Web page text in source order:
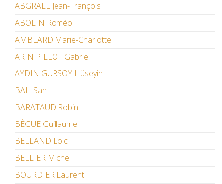
ABGRALL Jean-François
ABOLIN Roméo
AMBLARD Marie-Charlotte
ARIN PILLOT Gabriel
AYDIN GÜRSOY Hüseyin
BAH San
BARATAUD Robin
BÈGUE Guillaume
BELLAND Loïc
BELLIER Michel
BOURDIER Laurent